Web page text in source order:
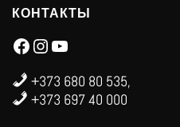
КОНТАКТЫ
Facebook Instagram YouTube
+373 680 80 535,
+373 697 40 000